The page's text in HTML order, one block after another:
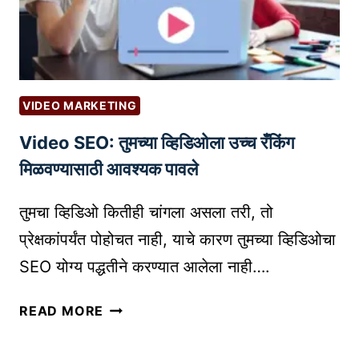
VIDEO MARKETING
Video SEO: तुमच्या व्हिडिओला उच्च रँकिंग
मिळवण्यासाठी आवश्यक पावले
तुमचा व्हिडिओ कितीही चांगला असला तरी, तो
प्रेक्षकांपर्यंत पोहोचत नाही, याचे कारण तुमच्या व्हिडिओचा
SEO योग्य पद्धतीने करण्यात आलेला नाही….
READ MORE V